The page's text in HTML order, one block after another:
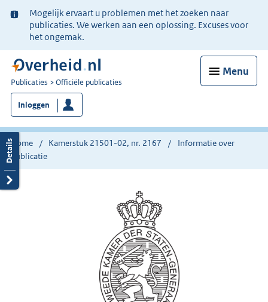
Ter
informatie:
Mogelijk ervaart u problemen met het zoeken naar
publicaties. We werken aan een oplossing. Excuses voor
het ongemak.
Menu
U
bent
nu
hier:
Publicaties Officiële publicaties
Inloggen
Home Kamerstuk 21501-02, nr. 2167
Informatie over
publicatie